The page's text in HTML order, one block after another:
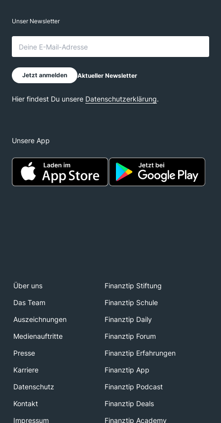
Unsere App
Über uns
Finanztip Stiftung
Das Team
Finanztip Schule
Auszeichnungen
Finanztip Daily
Medienauftritte
Finanztip Forum
Presse
Finanztip Erfahrungen
Karriere
Finanztip App
Datenschutz
Finanztip Podcast
Kontakt
Finanztip Deals
Impressum
Finanztip Academy